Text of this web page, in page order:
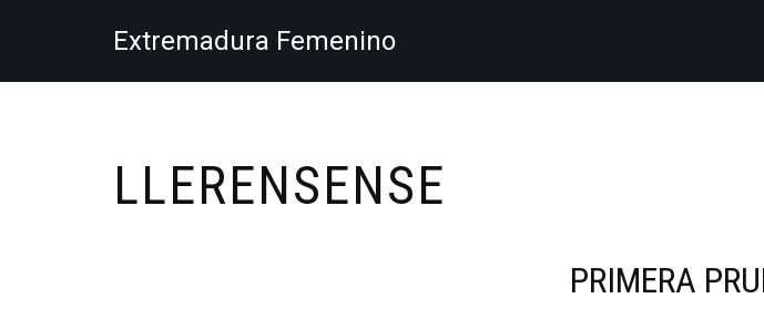
al
Extremadura Femenino
LLERENSENSE
PRIMERA